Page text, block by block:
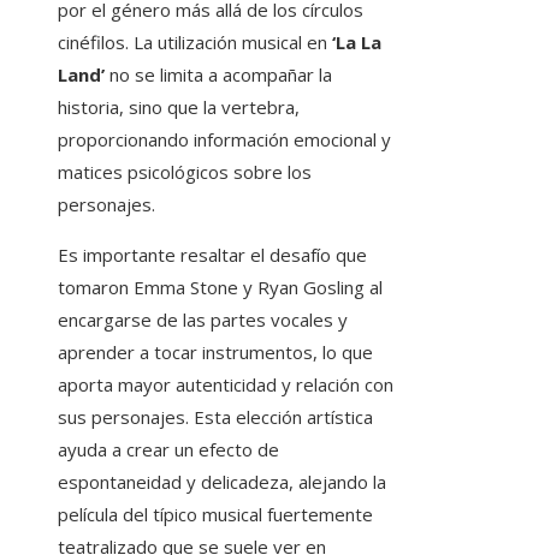
por el género más allá de los círculos
cinéfilos. La utilización musical en ‘La La
Land’ no se limita a acompañar la
historia, sino que la vertebra,
proporcionando información emocional y
matices psicológicos sobre los
personajes.
Es importante resaltar el desafío que
tomaron Emma Stone y Ryan Gosling al
encargarse de las partes vocales y
aprender a tocar instrumentos, lo que
aporta mayor autenticidad y relación con
sus personajes. Esta elección artística
ayuda a crear un efecto de
espontaneidad y delicadeza, alejando la
película del típico musical fuertemente
teatralizado que se suele ver en